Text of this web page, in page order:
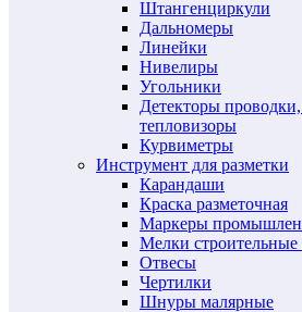
Штангенциркули
Дальномеры
Линейки
Нивелиры
Угольники
Детекторы
тепловизоры
Курвиметры
Инструмент для разметки
Карандаши
Краска разметочная
Маркеры
Мелки строительные
Отвесы
Чертилки
Шнуры малярные